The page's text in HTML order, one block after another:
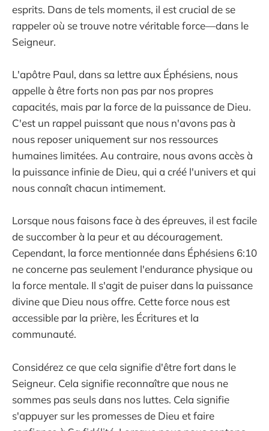
esprits. Dans de tels moments, il est crucial de se
rappeler où se trouve notre véritable force—dans le
Seigneur.
L'apôtre Paul, dans sa lettre aux Éphésiens, nous
appelle à être forts non pas par nos propres
capacités, mais par la force de la puissance de Dieu.
C'est un rappel puissant que nous n'avons pas à
nous reposer uniquement sur nos ressources
humaines limitées. Au contraire, nous avons accès à
la puissance infinie de Dieu, qui a créé l'univers et qui
nous connaît chacun intimement.
Lorsque nous faisons face à des épreuves, il est facile
de succomber à la peur et au découragement.
Cependant, la force mentionnée dans Éphésiens 6:10
ne concerne pas seulement l'endurance physique ou
la force mentale. Il s'agit de puiser dans la puissance
divine que Dieu nous offre. Cette force nous est
accessible par la prière, les Écritures et la
communauté.
Considérez ce que cela signifie d'être fort dans le
Seigneur. Cela signifie reconnaître que nous ne
sommes pas seuls dans nos luttes. Cela signifie
s'appuyer sur les promesses de Dieu et faire